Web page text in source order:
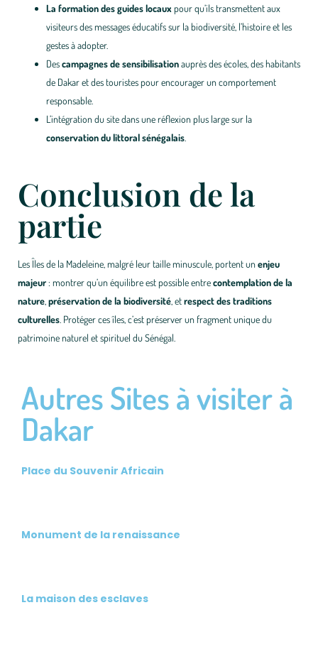
La formation des guides locaux pour qu’ils transmettent aux
visiteurs des messages éducatifs sur la biodiversité, l’histoire et les
gestes à adopter.
Descampagnes de sensibilisationauprès des écoles, des habitants
de Dakar et des touristes pour encourager un comportement
responsable.
L’intégration du site dans une réflexion plus large sur la
conservation du littoral sénégalais
Conclusion de la
partie
Les Îles de la Madeleine, malgré leur taille minuscule, portent unenjeu
majeur: montrer qu’un équilibre est possible entrecontemplation de la
nature préservation de la biodiversité , etrespect des traditions
culturelles . Protéger ces îles, c’est préserver un fragment unique du
patrimoine naturel et spirituel du Sénégal.
Autres Sites à visiter à
Dakar
Place du Souvenir Africain
Monument de la renaissance
La maison des esclaves